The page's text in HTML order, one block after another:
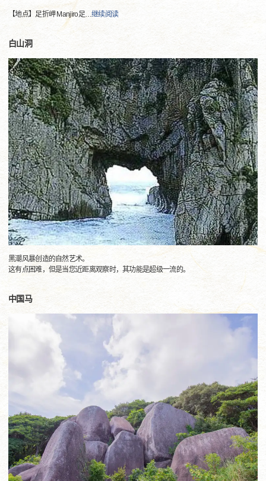
【地点】足折岬 Manjiro足…继续阅读
白山洞
黑潮风暴创造的自然艺术。
这有点困难，但是当您近距离观察时，其功能是超级一流的。
中国马